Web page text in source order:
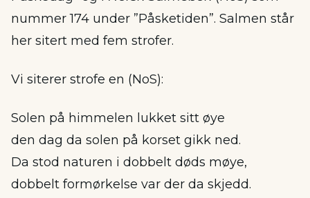
nummer 174 under ”Påsketiden”. Salmen står
her sitert med fem strofer.
Vi siterer strofe en (NoS):
Solen på himmelen lukket sitt øye
den dag da solen på korset gikk ned.
Da stod naturen i dobbelt døds møye,
dobbelt formørkelse var der da skjedd.